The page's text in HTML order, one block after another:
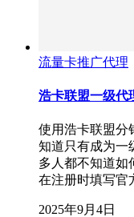
流量卡推广代理
浩卡联盟一级代
使用浩卡联盟分
知道只有成为一
多人都不知道如
在注册时填写官
2025年9月4日